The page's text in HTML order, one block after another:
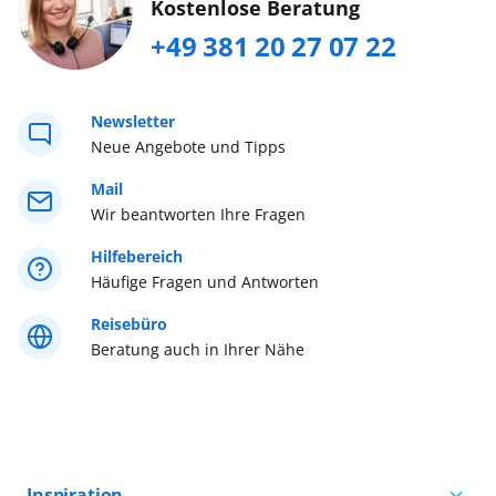
Weltreise
Östliches Mittelmeer
Tel. +49 (0) 381/20 27 07 22...mehr erfahren
Kostenlose Beratung
+49 381 20 27 07 22
Neue Angebote und Tipps
Newsletter
Häufige Fragen und Antworten
Hilfebereich
Wir beantworten Ihre Fragen
Mail
Beratung auch in Ihrer Nähe
Reisebüro